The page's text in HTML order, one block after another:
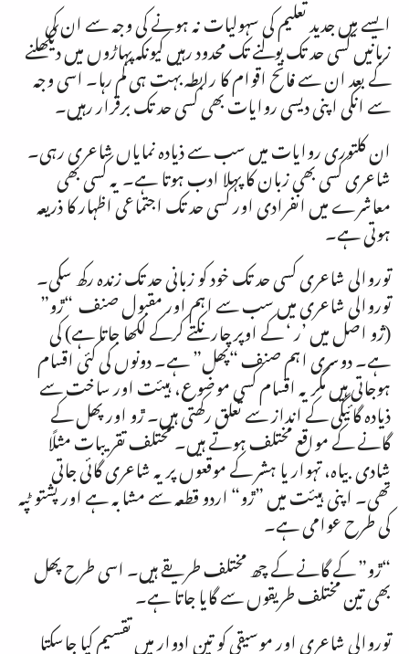
ایسے میں جدید تعلیم کی سہولیات نہ ہونے کی وجہ سے ان کی
زبانیں کسی حد تک بولنے تک محدود رہیں کیونکہ پہاڑوں میں دیکھلنے
کے بعد ان سے فاتح اقوام کا رابطہ بہت ہی کم رہا۔ اسی وجہ
سے انکی اپنی دیسی روایات بھی کسی حد تک برقرار رہیں۔
ان کلتوری روایات میں سب سے ذیادہ نمایاں شاعری رہی۔
شاعری کسی بھی زبان کا پہلا ادب ہوتا ہے۔ یہ کسی بھی
معاشرے میں انفرادی اور کسی حد تک اجتماعی اظہار کا ذریعہ
ہوتی ہے۔
توروالی شاعری کسی حد تک خود کو زبانی حد تک زندہ رکھ سکی۔
توروالی شاعری میں سب سے اہم اور مقبول صنف “ڙو”
(ژو اصل میں ’ر ‘ کے اوپر چار نکتے کرکے لکھا جاتا ہے) کی
ہے۔ دوسری اہم صنف “پھل” ہے۔ دونوں کی کئی اقسام
ہوجاتی ہیں مگر یہ اقسام کسی موضوع، ہیئت اور ساخت سے
ذیادہ گائیگی کے انداز سے تعلق رکھتی ہیں۔ ڙو اور پھل کے
گانے کے مواقع مختلف ہوتے ہیں۔ مختلف تقریبات مثلًا
شادی بیاہ، تہوار یا ہشر کے موقعوں پر یہ شاعری گائی جاتی
تھی۔ اپنی ہیئت میں ”ڙو“ اردو قطعہ سے مشابہ ہے اور پشتو ٹپہ
کی طرح عوامی ہے۔
“ڙو” کے گانے کے چھ مختلف طریقے ہیں۔ اسی طرح پھل
بھی تین مختلف طریقوں سے گایا جاتا ہے۔
توروالی شاعری اور موسیقی کو تین ادوار میں تقسیم کیا جاسکتا